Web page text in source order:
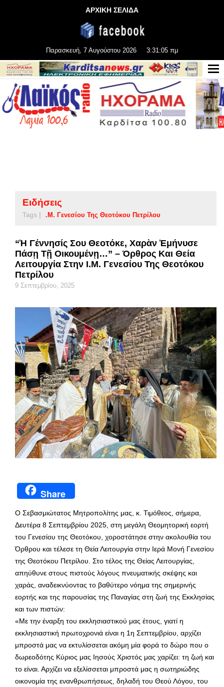
ΑΡΧΙΚΗ ΣΕΛΙΔΑ
Παρασκευή, 7 Αυγούστου 2026 3:31:05 πμ
Ειδήσεις
Tags | .Μ. Γενεσίου Της Θεοτόκου Πετρίλου
“Ἡ Γέννησίς Σου Θεοτόκε, Χαρὰν Ἐμήνυσε
Πάσῃ Τῇ Οικουμένῃ…” – Όρθρος Και Θεία
Λειτουργία Στην Ι.Μ. Γενεσίου Της Θεοτόκου
Πετρίλου
9 Σεπτεμβρίου, 2025
Share
Ο Σεβασμιώτατος Μητροπολίτης μας, κ. Τιμόθεος, σήμερα,
Δευτέρα 8 Σεπτεμβρίου 2025, στη μεγάλη Θεομητορική εορτή
του Γενεσίου της Θεοτόκου, χοροστάτησε στην ακολουθία του
Όρθρου και τέλεσε τη Θεία Λειτουργία στην Ιερά Μονή Γενεσίου
της Θεοτόκου Πετρίλου. Στο τέλος της Θείας Λειτουργίας,
απηύθυνε στους πιστούς λόγους πνευματικής σκέψης και
χαράς, αναδεικνύοντας το βαθύτερο νόημα της σημερινής
εορτής και της παρουσίας της Παναγίας στη ζωή της Εκκλησίας
και των πιστών:
«Με την έναρξη του εκκλησιαστικού μας έτους, γιατί η
εκκλησιαστική πρωτοχρονιά είναι η 1η Σεπτεμβρίου, αρχίζει
μπροστά μας να εκτυλίσσεται ακόμη μία φορά το δώρο που ο
δωρεοδότης Κύριος μας Ιησούς Χριστός μας χαρίζει: τη ζωή και
το είναι. Αρχίζει να εξελίσσεται μπροστά μας η σωτηριώδης
οικονομία της ενανθρωπήσεως, δηλαδή του Θεού Λόγου, του